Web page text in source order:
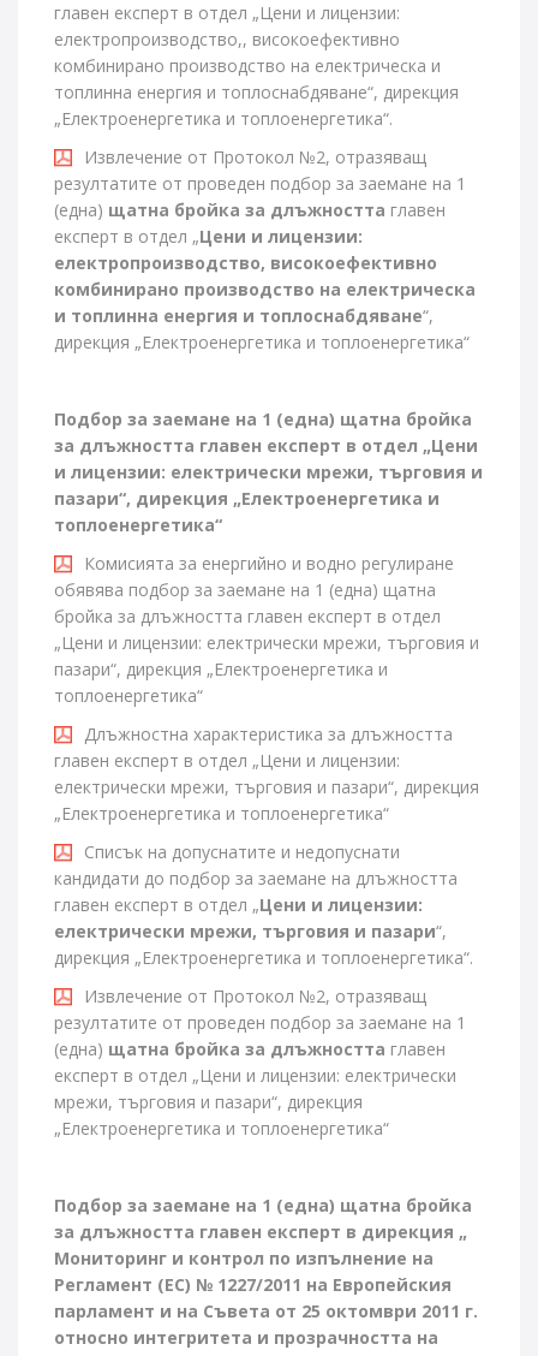
главен експерт в отдел „Цени и лицензии:
електропроизводство,, високоефективно
комбинирано производство на електрическа и
топлинна енергия и топлоснабдяване“, дирекция
„Електроенергетика и топлоенергетика“.
Извлечение от Протокол №2, отразяващ
резултатите от проведен подбор за заемане на 1
(една) щатна бройка за длъжността главен
експерт в отдел „Цени и лицензии:
електропроизводство, високоефективно
комбинирано производство на електрическа
и топлинна енергия и топлоснабдяване“,
дирекция „Електроенергетика и топлоенергетика“
Подбор за заемане на 1 (една) щатна бройка
за длъжността главен експерт в отдел „Цени
и лицензии: електрически мрежи, търговия и
пазари“, дирекция „Електроенергетика и
топлоенергетика“
Комисията за енергийно и водно регулиране
обявява подбор за заемане на 1 (една) щатна
бройка за длъжността главен експерт в отдел
„Цени и лицензии: електрически мрежи, търговия и
пазари“, дирекция „Електроенергетика и
топлоенергетика“
Длъжностна характеристика за длъжността
главен експерт в отдел „Цени и лицензии:
електрически мрежи, търговия и пазари“, дирекция
„Електроенергетика и топлоенергетика“
Списък на допуснатите и недопуснати
кандидати до подбор за заемане на длъжността
главен експерт в отдел „Цени и лицензии:
електрически мрежи, търговия и пазари“,
дирекция „Електроенергетика и топлоенергетика“.
Извлечение от Протокол №2, отразяващ
резултатите от проведен подбор за заемане на 1
(една) щатна бройка за длъжността главен
експерт в отдел „Цени и лицензии: електрически
мрежи, търговия и пазари“, дирекция
„Електроенергетика и топлоенергетика“
Подбор за заемане на 1 (една) щатна бройка
за длъжността главен експерт в дирекция „
Мониторинг и контрол по изпълнение на
Регламент (ЕС) № 1227/2011 на Европейския
парламент и на Съвета от 25 октомври 2011 г.
относно интегритета и прозрачността на